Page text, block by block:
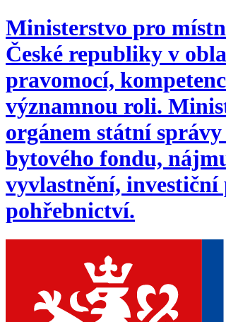
Ministerstvo pro
České republiky v
pravomocí,
významnou roli.
orgánem státní
bytového fondu,
vyvlastnění,
pohřebnictví.